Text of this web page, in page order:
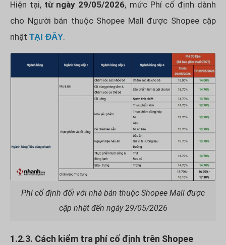
Hiện tại, từ ngày 29/05/2026, mức Phí cố định dành
cho Người bán thuộc Shopee Mall được Shopee cập
nhật TẠI ĐÂY
Phí cố định đối với nhà bán thuộc Shopee Mall được
cập nhật đến ngày 29/05/2026
1.2.3. Cách kiểm tra phí cố định trên Shopee